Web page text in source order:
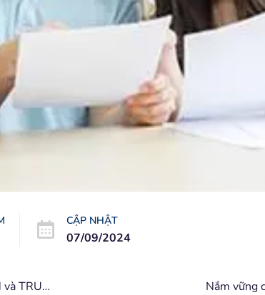
CẬP NHẬT
07/09/2024
Bí quyết làm bài YES/NO/NOT GIVEN và TRUE/FALSE/NOT GIVEN